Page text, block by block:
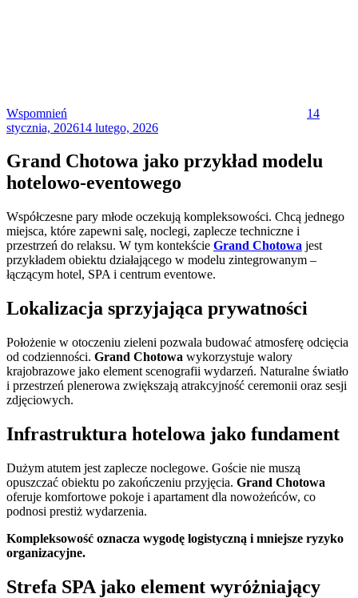
Wspomnień
14
stycznia, 202614 lutego, 2026
Grand Chotowa jako przykład modelu
hotelowo-eventowego
Współczesne pary młode oczekują kompleksowości. Chcą jednego
miejsca, które zapewni salę, noclegi, zaplecze techniczne i
przestrzeń do relaksu. W tym kontekście Grand Chotowa jest
przykładem obiektu działającego w modelu zintegrowanym –
łączącym hotel, SPA i centrum eventowe.
Lokalizacja sprzyjająca prywatności
Położenie w otoczeniu zieleni pozwala budować atmosferę odcięcia
od codzienności. Grand Chotowa wykorzystuje walory
krajobrazowe jako element scenografii wydarzeń. Naturalne światło
i przestrzeń plenerowa zwiększają atrakcyjność ceremonii oraz sesji
zdjęciowych.
Infrastruktura hotelowa jako fundament
Dużym atutem jest zaplecze noclegowe. Goście nie muszą
opuszczać obiektu po zakończeniu przyjęcia. Grand Chotowa
oferuje komfortowe pokoje i apartament dla nowożeńców, co
podnosi prestiż wydarzenia.
Kompleksowość oznacza wygodę logistyczną i mniejsze ryzyko
organizacyjne.
Strefa SPA jako element wyróżniający